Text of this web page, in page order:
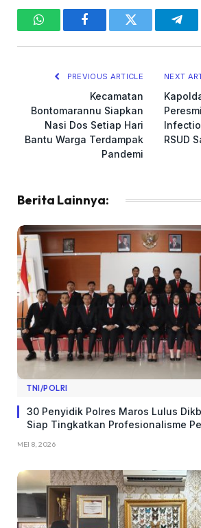
WhatsAppFacebookTwitter
PREVIOUS ARTICLE
Kecamatan
Bontomarannu Siapkan
Nasi Dos Setiap Hari
Bantu Warga Terdampak
Pandemi
NEXT
RSUD
Berita Lainnya:
TNI/POLRI
​30 Penyidik Polres Maros Lulus
Siap Tingkatkan Profesionalisme
MEI 8, 2026